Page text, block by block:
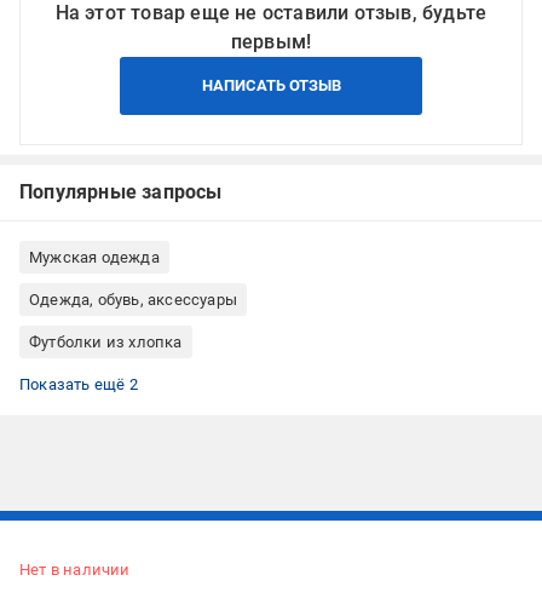
На этот товар еще не оставили отзыв, будьте
первым!
НАПИСАТЬ ОТЗЫВ
Популярные запросы
Мужская одежда
Одежда, обувь, аксессуары
Футболки из хлопка
Базовые футболки
Футболки унисекс
Показать ещё 2
Нет в наличии